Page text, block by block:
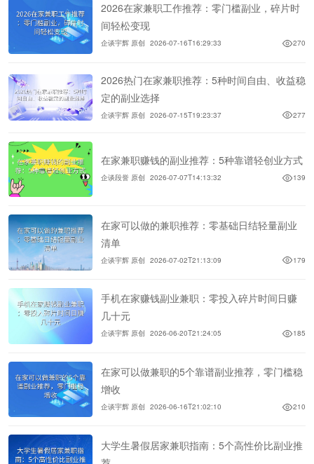
2026在家兼职工作推荐：零门槛副业，碎片时
间轻松变现
企谈宇辉 原创 2026-07-16T16:29:33 270
2026热门在家兼职推荐：5种时间自由、收益稳
定的副业选择
企谈宇辉 原创 2026-07-15T19:23:37 277
在家兼职赚钱的副业推荐：5种靠谱轻创业方式
企谈段誉 原创 2026-07-07T14:13:32 139
在家可以做的兼职推荐：零基础日结轻量副业
清单
企谈宇辉 原创 2026-07-02T21:13:09 179
手机在家赚钱副业兼职：零投入碎片时间日赚
几十元
企谈宇辉 原创 2026-06-20T21:24:05 185
在家可以做兼职的5个靠谱副业推荐，零门槛稳
增收
企谈宇辉 原创 2026-06-16T21:02:10 210
大学生暑假居家兼职指南：5个高性价比副业推